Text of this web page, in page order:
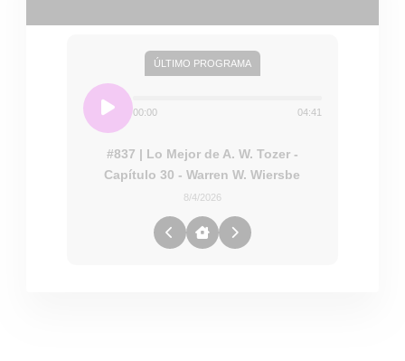
ÚLTIMO PROGRAMA
00:00 04:41
#837 | Lo Mejor de A. W. Tozer -
Capítulo 30 - Warren W. Wiersbe
8/4/2026